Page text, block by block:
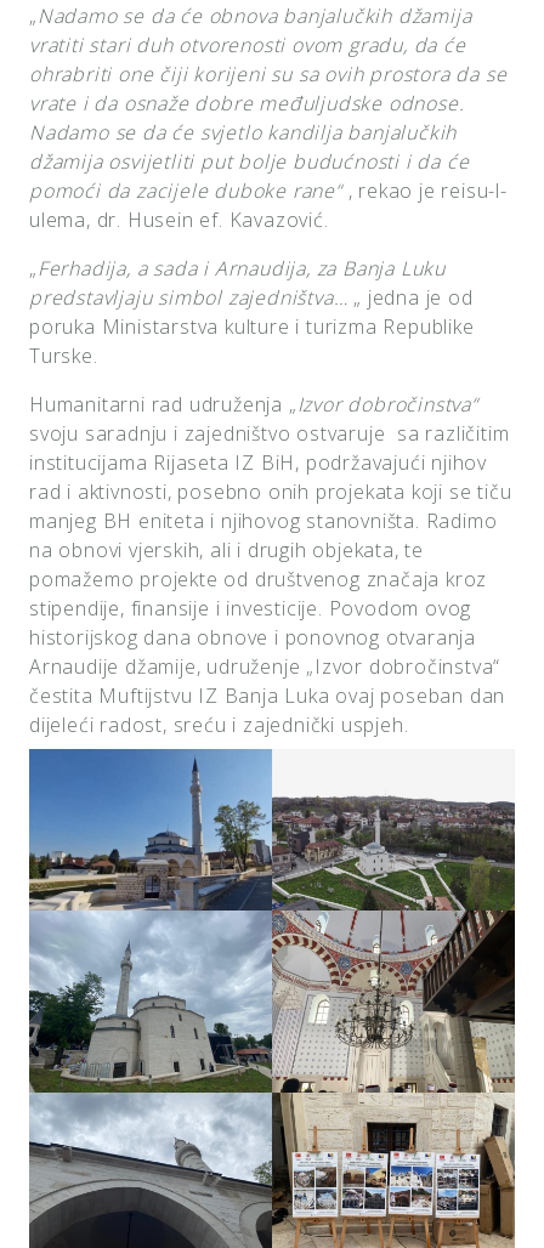
„Nadamo se da će obnova banjalučkih džamija
vratiti stari duh otvorenosti ovom gradu, da će
ohrabriti one čiji korijeni su sa ovih prostora da se
vrate i da osnaže dobre međuljudske odnose.
Nadamo se da će svjetlo kandilja banjalučkih
džamija osvijetliti put bolje budućnosti i da će
pomoći da zacijele duboke rane“, rekao je reisu-l-
ulema, dr. Husein ef. Kavazović.
„Ferhadija, a sada i Arnaudija, za Banja Luku
predstavljaju simbol zajedništva… „ jedna je od
poruka Ministarstva kulture i turizma Republike
Turske.
Humanitarni rad udruženja „Izvor dobročinstva“
svoju saradnju i zajedništvo ostvaruje sa različitim
institucijama Rijaseta IZ BiH, podržavajući njihov
rad i aktivnosti, posebno onih projekata koji se tiču
manjeg BH eniteta i njihovog stanovništa. Radimo
na obnovi vjerskih, ali i drugih objekata, te
pomažemo projekte od društvenog značaja kroz
stipendije, finansije i investicije. Povodom ovog
historijskog dana obnove i ponovnog otvaranja
Arnaudije džamije, udruženje „Izvor dobročinstva“
čestita Muftijstvu IZ Banja Luka ovaj poseban dan
dijeleći radost, sreću i zajednički uspjeh.